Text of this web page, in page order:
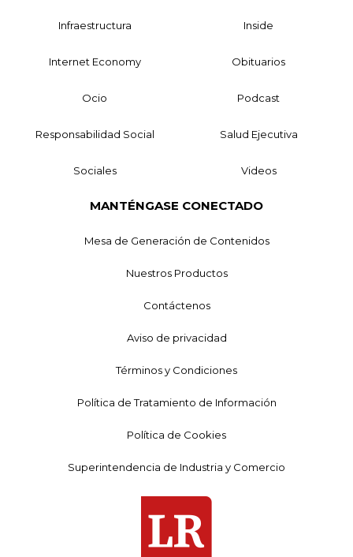
Infraestructura Inside
Internet Economy Obituarios
Ocio Podcast
Responsabilidad Social Salud Ejecutiva
Sociales Videos
MANTÉNGASE CONECTADO
Mesa de Generación de Contenidos
Nuestros Productos
Contáctenos
Aviso de privacidad
Términos y Condiciones
Política de Tratamiento de Información
Política de Cookies
Superintendencia de Industria y Comercio